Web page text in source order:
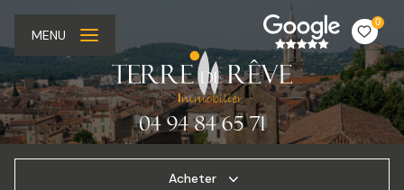
0
MENU
Acheter